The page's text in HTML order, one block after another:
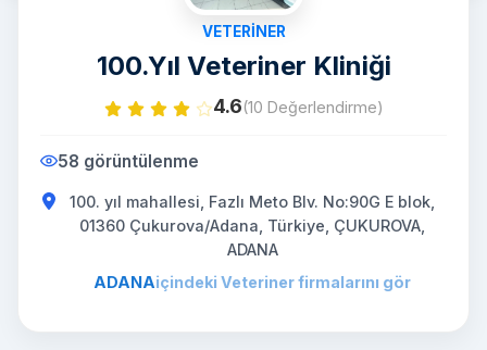
VETERINER
100.Yıl Veteriner Kliniği
4.6(10 Değerlendirme)
58 görüntülenme
100. yıl mahallesi, Fazlı Meto Blv. No:90G E blok,
01360 Çukurova/Adana, Türkiye, ÇUKUROVA,
ADANA
ADANAiçindeki Veteriner firmalarını gör